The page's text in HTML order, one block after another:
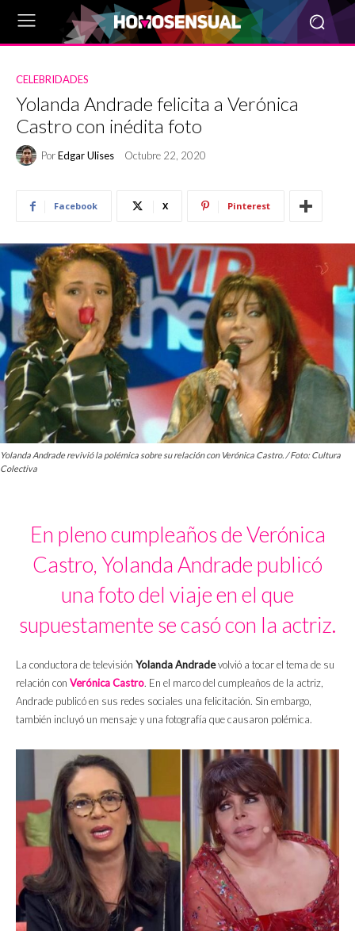
CELEBRIDADES
Yolanda Andrade felicita a Verónica
Castro con inédita foto
PorEdgar Ulises Octubre 22, 2020
Facebook X Pinterest
Yolanda Andrade revivió la polémica sobre su relación con Verónica Castro. / Foto: Cultura
Colectiva
En pleno cumpleaños de Verónica
Castro, Yolanda Andrade publicó
una foto del viaje en el que
supuestamente se casó con la actriz.
La conductora de televisión Yolanda Andradevolvió a tocar el tema de su
relación con Verónica Castro. En el marco del cumpleaños de la actriz,
Andrade publicó en sus redes sociales una felicitación. Sin embargo,
también incluyó un mensaje y una fotografía que causaron polémica.